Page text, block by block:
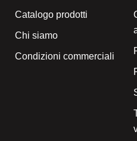
Catalogo prodotti
Chi siamo
Condizioni commerciali